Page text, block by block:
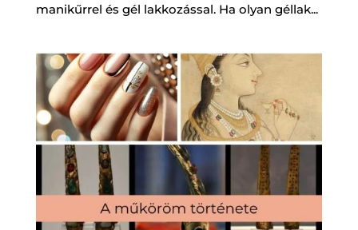
manikűrrel és gél lakkozással. Ha olyan géllak...